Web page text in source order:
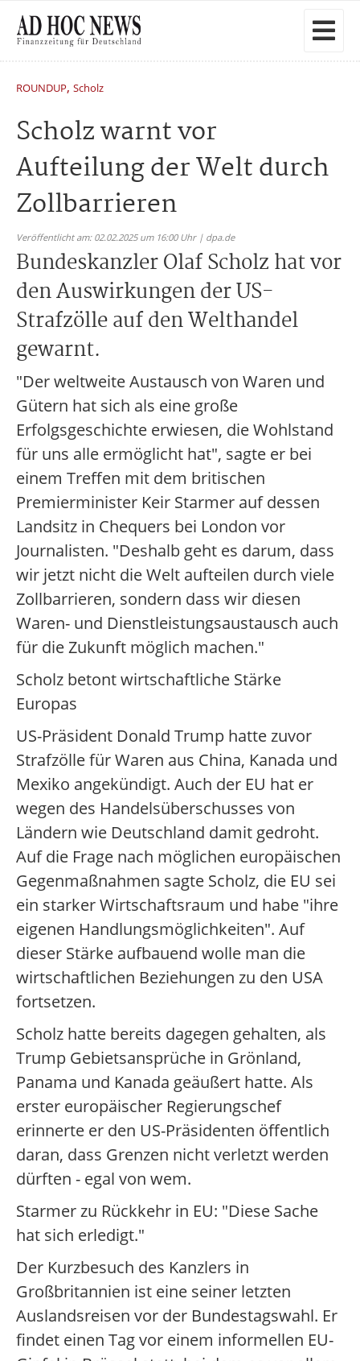
ROUNDUP, Scholz
Scholz warnt vor
Aufteilung der Welt durch
Zollbarrieren
Veröffentlicht am: 02.02.2025 um 16:00 Uhr | dpa.de
Bundeskanzler Olaf Scholz hat vor
den Auswirkungen der US-
Strafzölle auf den Welthandel
gewarnt.
"Der weltweite Austausch von Waren und
Gütern hat sich als eine große
Erfolgsgeschichte erwiesen, die Wohlstand
für uns alle ermöglicht hat", sagte er bei
einem Treffen mit dem britischen
Premierminister Keir Starmer auf dessen
Landsitz in Chequers bei London vor
Journalisten. "Deshalb geht es darum, dass
wir jetzt nicht die Welt aufteilen durch viele
Zollbarrieren, sondern dass wir diesen
Waren- und Dienstleistungsaustausch auch
für die Zukunft möglich machen."
Scholz betont wirtschaftliche Stärke
Europas
US-Präsident Donald Trump hatte zuvor
Strafzölle für Waren aus China, Kanada und
Mexiko angekündigt. Auch der EU hat er
wegen des Handelsüberschusses von
Ländern wie Deutschland damit gedroht.
Auf die Frage nach möglichen europäischen
Gegenmaßnahmen sagte Scholz, die EU sei
ein starker Wirtschaftsraum und habe "ihre
eigenen Handlungsmöglichkeiten". Auf
dieser Stärke aufbauend wolle man die
wirtschaftlichen Beziehungen zu den USA
fortsetzen.
Scholz hatte bereits dagegen gehalten, als
Trump Gebietsansprüche in Grönland,
Panama und Kanada geäußert hatte. Als
erster europäischer Regierungschef
erinnerte er den US-Präsidenten öffentlich
daran, dass Grenzen nicht verletzt werden
dürften - egal von wem.
Starmer zu Rückkehr in EU: "Diese Sache
hat sich erledigt."
Der Kurzbesuch des Kanzlers in
Großbritannien ist eine seiner letzten
Auslandsreisen vor der Bundestagswahl. Er
findet einen Tag vor einem informellen EU-